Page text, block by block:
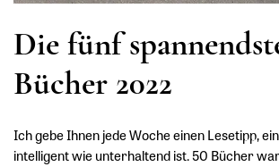
Die fünf
Bücher 2022
Ich gebe Ihnen jede Woche einen Lesetipp,
intelligent wie unterhaltend ist. 50 Bücher